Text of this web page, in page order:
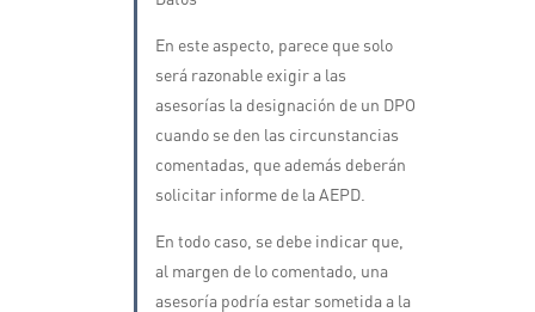
En este aspecto, parece que solo
será razonable exigir a las
asesorías la designación de un DPO
cuando se den las circunstancias
comentadas, que además deberán
solicitar informe de la AEPD.
En todo caso, se debe indicar que,
al margen de lo comentado, una
asesoría podría estar sometida a la